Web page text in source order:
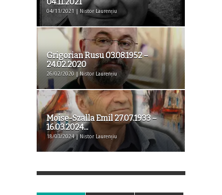
04/11/2021 | Nistor Laurențiu
Grigorian Rusu 03.08.1952 –
24.02.2020
26/02/2020 | Nistor Laurențiu
Moise-Szalla Emil 27.07.1933 –
16.03.2024...
18/03/2024 | Nistor Laurențiu